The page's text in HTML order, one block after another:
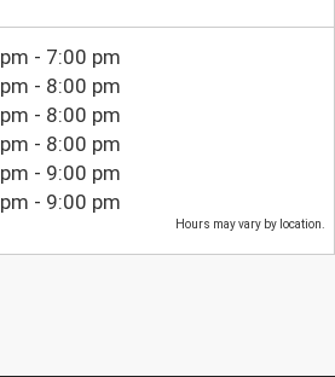
- 7:00 pm
- 8:00 pm
- 8:00 pm
- 8:00 pm
- 9:00 pm
- 9:00 pm
Hours may vary by location.